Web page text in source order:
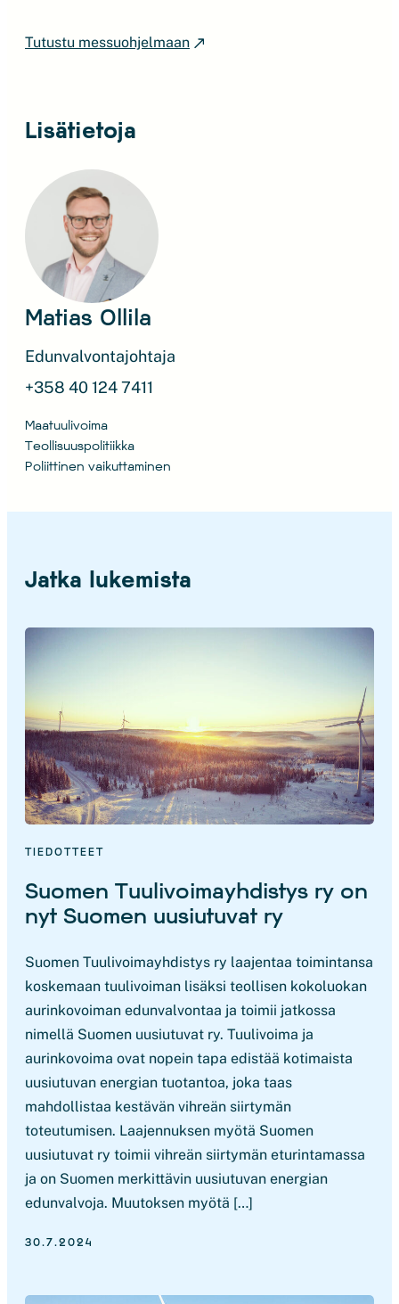
Tutustu messuohjelmaan
Lisätietoja
Matias Ollila
Edunvalvontajohtaja
+358 40 124 7411
Maatuulivoima
Teollisuuspolitiikka
Poliittinen vaikuttaminen
Jatka lukemista
TIEDOTTEET
Suomen Tuulivoimayhdistys ry on
nyt Suomen uusiutuvat ry
Suomen Tuulivoimayhdistys ry laajentaa toimintansa
koskemaan tuulivoiman lisäksi teollisen kokoluokan
aurinkovoiman edunvalvontaa ja toimii jatkossa
nimellä Suomen uusiutuvat ry. Tuulivoima ja
aurinkovoima ovat nopein tapa edistää kotimaista
uusiutuvan energian tuotantoa, joka taas
mahdollistaa kestävän vihreän siirtymän
toteutumisen. Laajennuksen myötä Suomen
uusiutuvat ry toimii vihreän siirtymän eturintamassa
ja on Suomen merkittävin uusiutuvan energian
edunvalvoja. Muutoksen myötä […]
30.7.2024